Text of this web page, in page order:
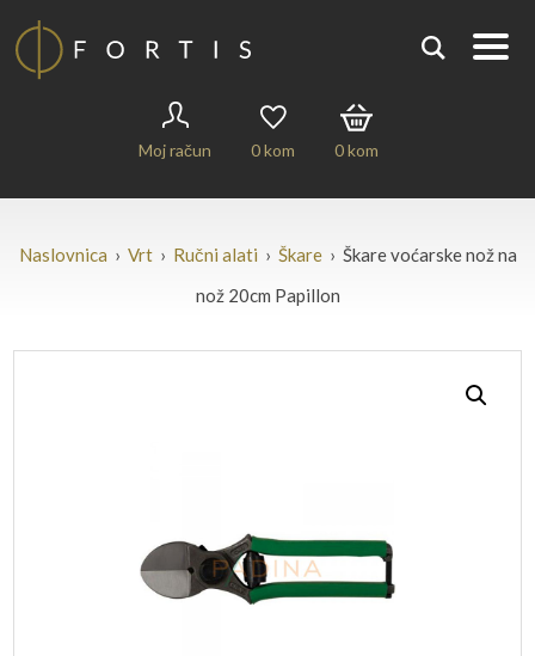
Moj račun 0kom 0kom
Naslovnica › Vrt› Ručni alati › Škare› Škare voćarske nož na
nož 20cm Papillon